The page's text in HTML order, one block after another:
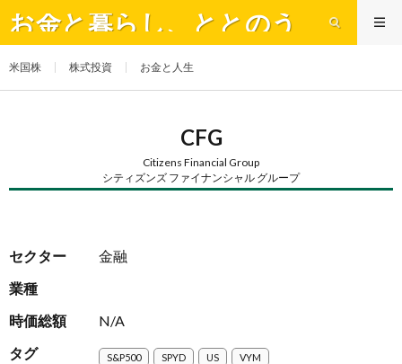
お金と暮らし、ととのう
米国株 株式投資 お金と人生
CFG
Citizens Financial Group
シティズンズ ファイナンシャル グループ
セクター
金融
業種
時価総額
N/A
タグ
S&P500 SPYD US VYM